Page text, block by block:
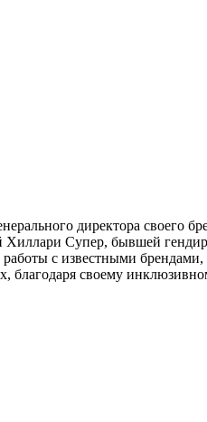
директора своего
Супер, бывшей
с известными брендами,
своему